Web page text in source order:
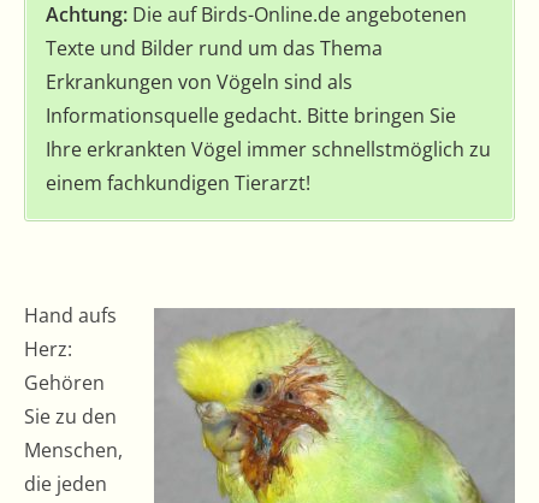
Achtung: Die auf Birds-Online.de angebotenen
Texte und Bilder rund um das Thema
Erkrankungen von Vögeln sind als
Informationsquelle gedacht. Bitte bringen Sie
Ihre erkrankten Vögel immer schnellstmöglich zu
einem fachkundigen Tierarzt!
Hand aufs
Herz:
Gehören
Sie zu den
Menschen,
die jeden